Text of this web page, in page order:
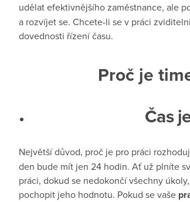
udělat efektivnějšího zaměstnance, ale
a rozvíjet se. Chcete-li se v práci
dovednosti řízení času.
Proč je
Čas
Největší důvod, proč je pro práci
den bude mít jen 24 hodin. Ať už plníte
práci, dokud se nedokončí všechny
pochopit jeho hodnotu. Pokud se vaše